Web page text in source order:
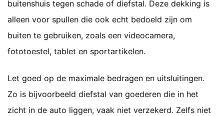
buitenshuis tegen schade of diefstal. Deze dekking is
alleen voor spullen die ook echt bedoeld zijn om
buiten te gebruiken, zoals een videocamera,
fototoestel, tablet en sportartikelen.
Let goed op de maximale bedragen en uitsluitingen.
Zo is bijvoorbeeld diefstal van goederen die in het
zicht in de auto liggen, vaak niet verzekerd. Zelfs niet